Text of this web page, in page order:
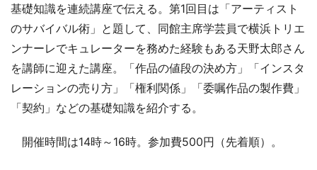
基礎知識を連続講座で伝える。第1回目は「アーティスト
のサバイバル術」と題して、同館主席学芸員で横浜トリエ
ンナーレでキュレーターを務めた経験もある天野太郎さん
を講師に迎えた講座。「作品の値段の決め方」「インスタ
レーションの売り方」「権利関係」「委嘱作品の製作費」
「契約」などの基礎知識を紹介する。
開催時間は14時～16時。参加費500円（先着順）。